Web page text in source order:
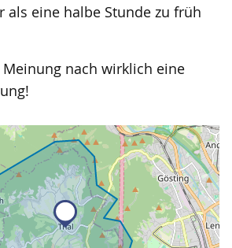
als eine halbe Stunde zu früh
nach wirklich eine